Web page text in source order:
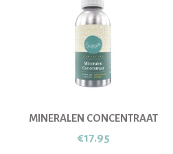
MINERALEN CONCENTRAAT
€17.95